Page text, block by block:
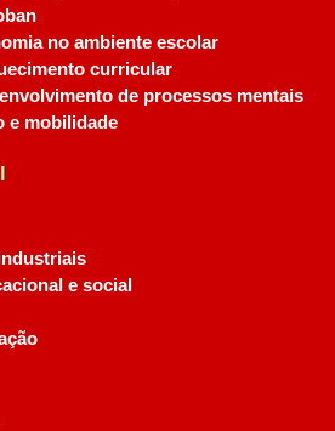
no ambiente escolar
curricular
de processos mentais
e mobilidade
e social